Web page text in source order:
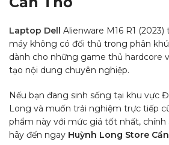
Laptop Dell Alienware M16 R1
máy không có đối thủ trong phân
dành cho những game thủ hardcore
tạo nội dung chuyên nghiệp.
Nếu bạn đang sinh sống tại khu vực
Long và muốn trải nghiệm trực tiếp
phẩm này với mức giá tốt nhất, chính
hãy đến ngay Huỳnh Long Store